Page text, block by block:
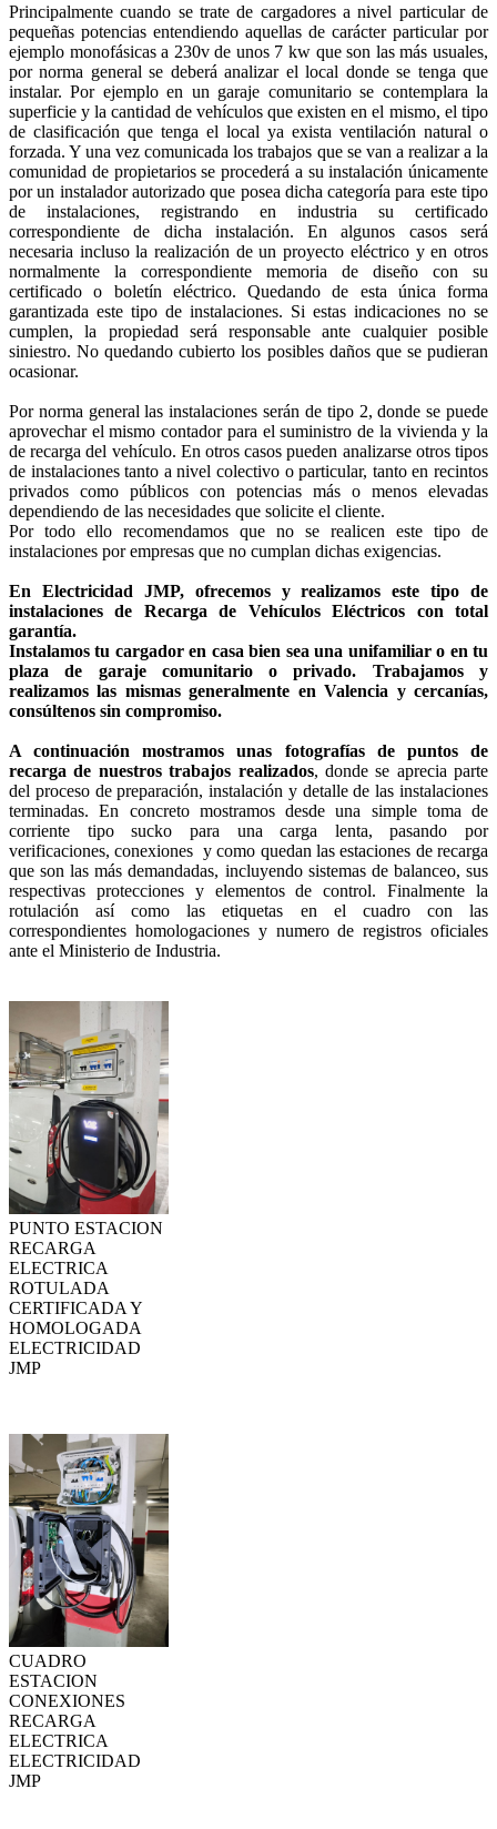
Principalmente cuando se trate de cargadores a nivel particular de
pequeñas potencias entendiendo aquellas de carácter particular por
ejemplo monofásicas a 230v de unos 7 kw que son las más usuales,
por norma general se deberá analizar el local donde se tenga que
instalar. Por ejemplo en un garaje comunitario se contemplara la
superficie y la cantidad de vehículos que existen en el mismo, el tipo
de clasificación que tenga el local ya exista ventilación natural o
forzada. Y una vez comunicada los trabajos que se van a realizar a la
comunidad de propietarios se procederá a su instalación únicamente
por un instalador autorizado que posea dicha categoría para este tipo
de instalaciones, registrando en industria su certificado
correspondiente de dicha instalación. En algunos casos será
necesaria incluso la realización de un proyecto eléctrico y en otros
normalmente la correspondiente memoria de diseño con su
certificado o boletín eléctrico. Quedando de esta única forma
garantizada este tipo de instalaciones. Si estas indicaciones no se
cumplen, la propiedad será responsable ante cualquier posible
siniestro. No quedando cubierto los posibles daños que se pudieran
ocasionar.
Por norma general las instalaciones serán de tipo 2, donde se puede
aprovechar el mismo contador para el suministro de la vivienda y la
de recarga del vehículo. En otros casos pueden analizarse otros tipos
de instalaciones tanto a nivel colectivo o particular, tanto en recintos
privados como públicos con potencias más o menos elevadas
dependiendo de las necesidades que solicite el cliente.
Por todo ello recomendamos que no se realicen este tipo de
instalaciones por empresas que no cumplan dichas exigencias.
En Electricidad JMP, ofrecemos y realizamos este tipo de
instalaciones de Recarga de Vehículos Eléctricos con total
garantía.
Instalamos tu cargador en casa bien sea una unifamiliar o en tu
plaza de garaje comunitario o privado. Trabajamos y
realizamos las mismas generalmente en Valencia y cercanías,
consúltenos sin compromiso.
A continuación mostramos unas fotografías de puntos de
recarga de nuestros trabajos realizados, donde se aprecia parte
del proceso de preparación, instalación y detalle de las instalaciones
terminadas. En concreto mostramos desde una simple toma de
corriente tipo sucko para una carga lenta, pasando por
verificaciones, conexiones y como quedan las estaciones de recarga
que son las más demandadas, incluyendo sistemas de balanceo, sus
respectivas protecciones y elementos de control. Finalmente la
rotulación así como las etiquetas en el cuadro con las
correspondientes homologaciones y numero de registros oficiales
ante el Ministerio de Industria.
PUNTO ESTACION
RECARGA
ELECTRICA
ROTULADA
CERTIFICADA Y
HOMOLOGADA
ELECTRICIDAD
JMP
CUADRO
ESTACION
CONEXIONES
RECARGA
ELECTRICA
ELECTRICIDAD
JMP